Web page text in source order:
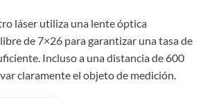
láser utiliza una lente óptica
de 7×26 para garantizar una tasa de
Incluso a una distancia de 600
claramente el objeto de medición.